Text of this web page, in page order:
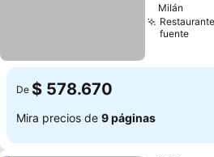
Milán
fuente
De $ 578.670
Mira precios de 9 páginas